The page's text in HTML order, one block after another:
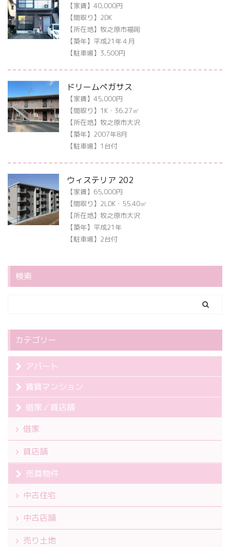
【家賃】40,000円
【間取り】2DK
【所在地】牧之原市福岡
【築年】平成21年４月
【駐車場】3,500円
ドリームペガサス
【家賃】45,000円
【間取り】1K・36.27㎡
【所在地】牧之原市大沢
【築年】2007年8月
【駐車場】1台付
ウィステリア 202
【家賃】65,000円
【間取り】2LDK・55.40㎡
【所在地】牧之原市大沢
【築年】平成21年
【駐車場】2台付
検索
カテゴリー
アパート
賃貸マンション
借家／貸店舗
借家
貸店舗
売買物件
中古住宅
中古店舗
売り土地